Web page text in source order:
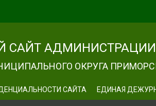
САЙТ
ОКРУГА
САЙТА ЕДИНАЯ